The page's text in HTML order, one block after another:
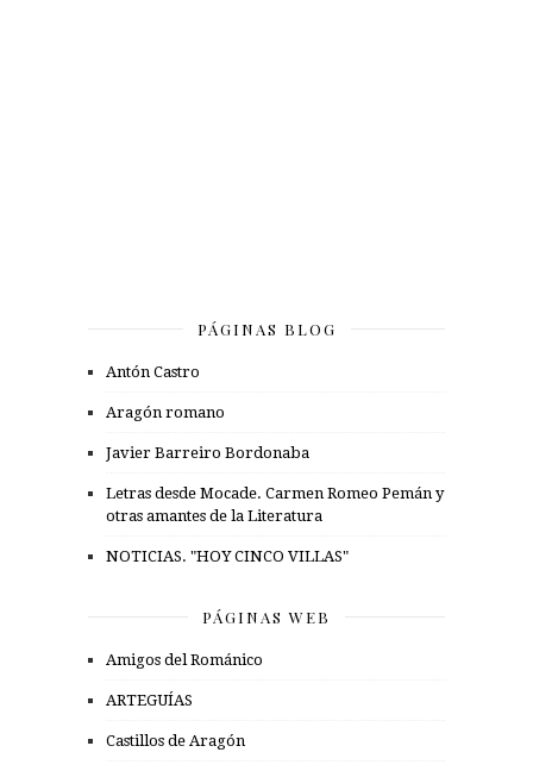
PÁGINAS BLOG
Antón Castro
Aragón romano
Javier Barreiro Bordonaba
Letras desde Mocade. Carmen Romeo Pemán y
otras amantes de la Literatura
NOTICIAS. "HOY CINCO VILLAS"
PÁGINAS WEB
Amigos del Románico
ARTEGUÍAS
Castillos de Aragón